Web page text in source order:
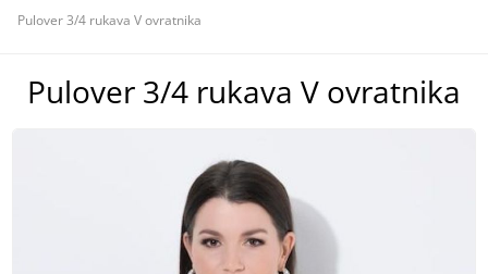
Pulover 3/4 rukava V ovratnika
Pulover 3/4 rukava V ovratnika